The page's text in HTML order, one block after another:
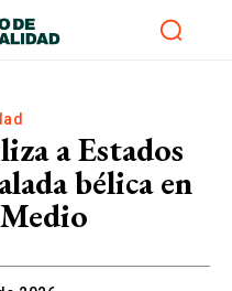
a Estados
bélica en